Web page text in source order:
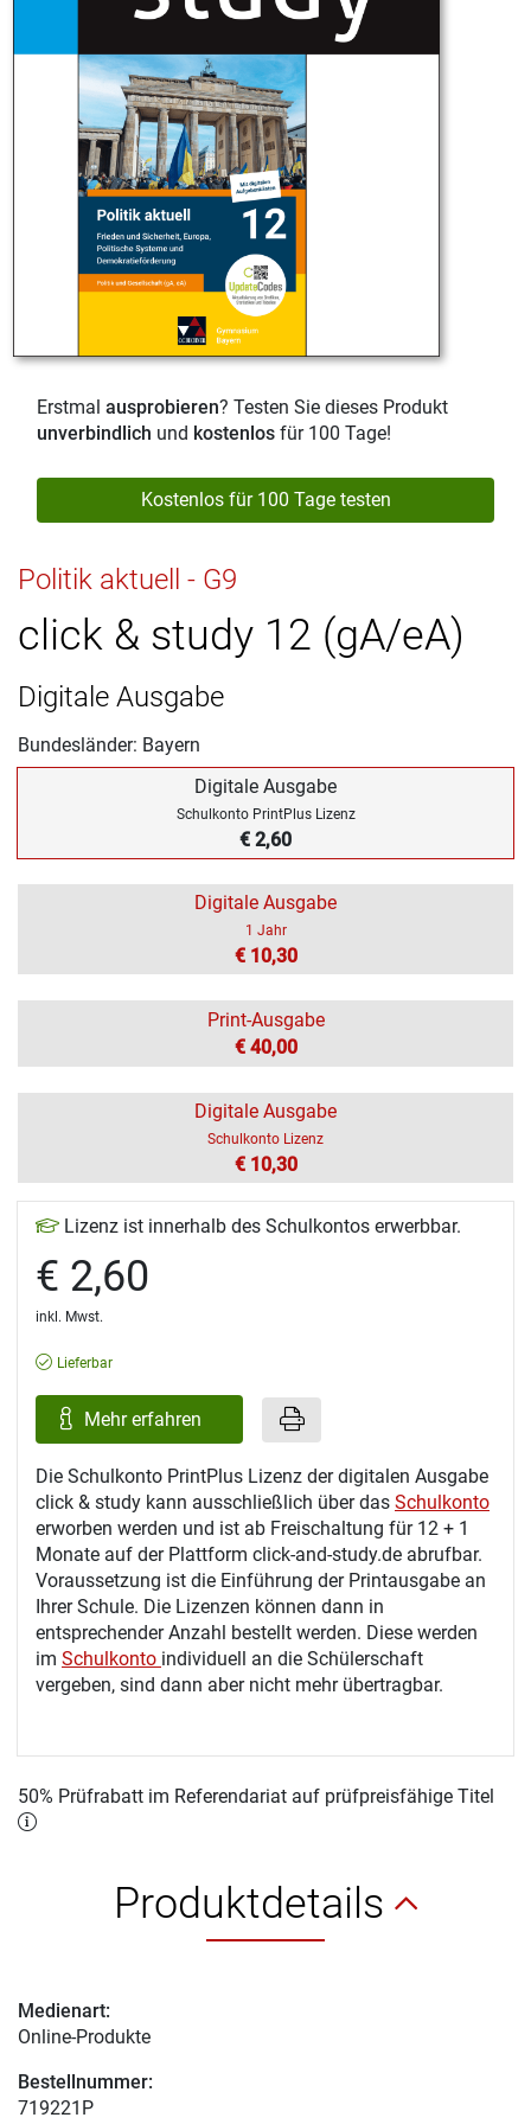
Erstmal ausprobieren? Testen Sie dieses Produkt
unverbindlich und kostenlos für 100 Tage!
Kostenlos für 100 Tage testen
Politik aktuell - G9
click & study 12 (gA/eA)
Digitale Ausgabe
Bundesländer: Bayern
Digitale Ausgabe
Schulkonto PrintPlus Lizenz
€ 2,60
Digitale Ausgabe
1 Jahr
€ 10,30
Print-Ausgabe
€ 40,00
Digitale Ausgabe
Schulkonto Lizenz
€ 10,30
Lizenz ist innerhalb des Schulkontos erwerbbar.
€ 2,60
inkl. Mwst.
Lieferbar
Mehr erfahren
Die Schulkonto PrintPlus Lizenz der digitalen Ausgabe
click & study kann ausschließlich über das Schulkonto
erworben werden und ist ab Freischaltung für 12 + 1
Monate auf der Plattform click-and-study.de abrufbar.
Voraussetzung ist die Einführung der Printausgabe an
Ihrer Schule. Die Lizenzen können dann in
entsprechender Anzahl bestellt werden. Diese werden
im Schulkonto individuell an die Schülerschaft
vergeben, sind dann aber nicht mehr übertragbar.
50% Prüfrabatt im Referendariat auf prüfpreisfähige Titel
Produktdetails
Medienart:
Online-Produkte
Bestellnummer:
719221P